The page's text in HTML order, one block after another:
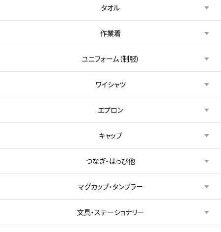
タオル
作業着
ユニフォーム（制服）
ワイシャツ
エプロン
キャップ
つなぎ・はっぴ他
マグカップ・タンブラー
文具・ステーショナリー